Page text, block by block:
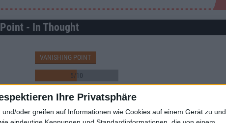
Ihre Privatsphäre
oder greifen auf Informationen wie Cookies auf einem Gerät zu und
- In Thought
VANISHING POINT
5/10
10